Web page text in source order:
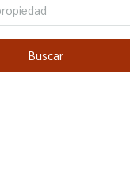
Buscar